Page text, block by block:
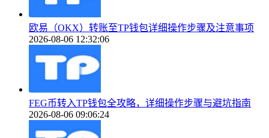
欧易（OKX）转账至TP钱包详细操作步骤及注意事项
2026-08-06 12:32:06
FEG币转入TP钱包全攻略，详细操作步骤与避坑指南
2026-08-06 09:06:24